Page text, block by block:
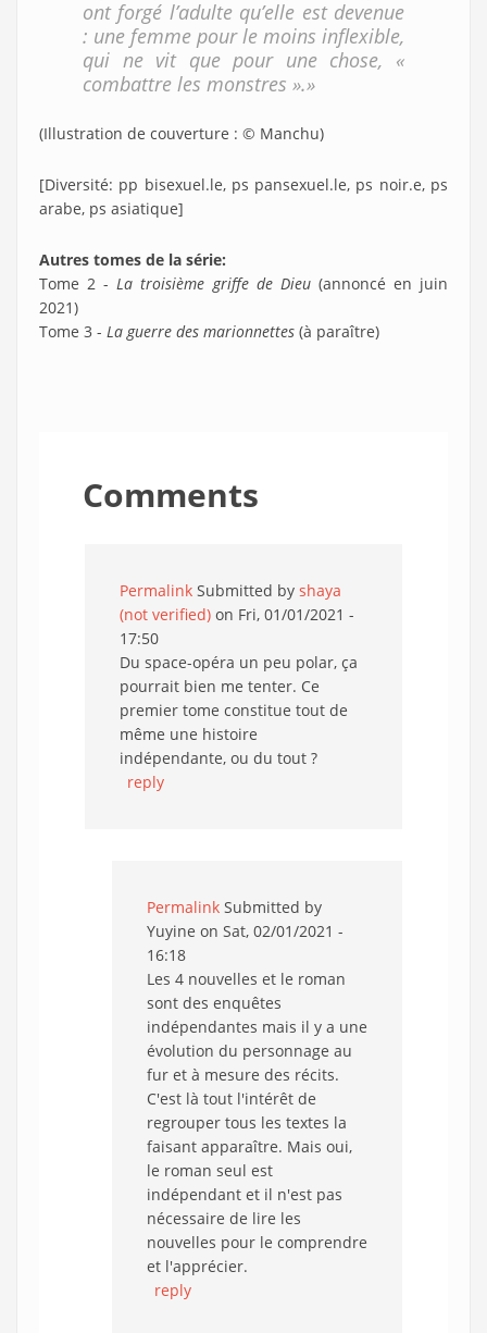
ont forgé l’adulte qu’elle est devenue
: une femme pour le moins inflexible,
qui ne vit que pour une chose, «
combattre les monstres ».»
(Illustration de couverture : © Manchu)
[Diversité: pp bisexuel.le, ps pansexuel.le, ps noir.e, ps
arabe, ps asiatique]
Autres tomes de la série:
Tome 2 -La troisième griffe de Dieu(annoncé en juin
2021)
Tome 3 - La guerre des marionnettes (à paraître)
Comments
Permalink Submitted by shaya
(not verified) on Fri, 01/01/2021 -
17:50
Du space-opéra un peu polar, ça
pourrait bien me tenter. Ce
premier tome constitue tout de
même une histoire
indépendante, ou du tout ?
reply
Permalink Submitted by
Yuyine on Sat, 02/01/2021 -
16:18
Les 4 nouvelles et le roman
sont des enquêtes
indépendantes mais il y a une
évolution du personnage au
fur et à mesure des récits.
C'est là tout l'intérêt de
regrouper tous les textes la
faisant apparaître. Mais oui,
le roman seul est
indépendant et il n'est pas
nécessaire de lire les
nouvelles pour le comprendre
et l'apprécier.
reply